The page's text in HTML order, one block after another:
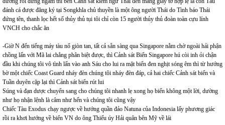
đánh cá được đăng ký tại Songkhla chủ thuyền là một ông người Thái do Tình báo Thái
đứng tên, thanh lọc hết số thủy thủ tụi tôi chỉ còn 15 người thủy thủ đoàn toàn cựu lính
VNCH cho chắc ăn
-Giờ N đến tiếng máy tàu nổ giòn tan, tất cả sẵn sàng qua Singapore nằm chờ ngoài hải phận
chồng lấn với Mã lai chẳng phân biệt được, thì Cảnh sát Biển Singapore hú còi inh ỏi chận
đầu khi chúng tôi vô tình lấn vào anh Sáu cho lui ra mặt biển đen nghịt sóng êm thì từ hướng
bờ một chiếc Coast Guard nháy đèn chúng tôi nháy đèn đáp, cả hai chiếc Cảnh sát biển và
Tuần duyên cặp lại thì Cảnh sát biển rút lui
Súng và đạn dược chuyển sang cho chúng tôi nhanh lẹ xong họ biến không một lời, dường
như họ nhận lệnh là câm như hến và chúng tôi cũng vậy
Chiếc Tàu Exodus chạy ngược về hướng quần đảo Natuna của Indonesia lấy phương giác
rồi ra khơi hướng về biển VN do ông Thiếu úy Hải quân bên Mỹ về lái